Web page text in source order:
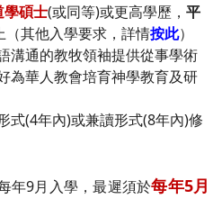
碩士(或同等)或更高學歷， 平
（其他入學要求，詳情按此）
溝通的教牧領袖提供從事學術
為華人教會培育神學教育及研
式(4年內)或兼讀形式(8年內)修
年9月入學，最遲須於每年5月